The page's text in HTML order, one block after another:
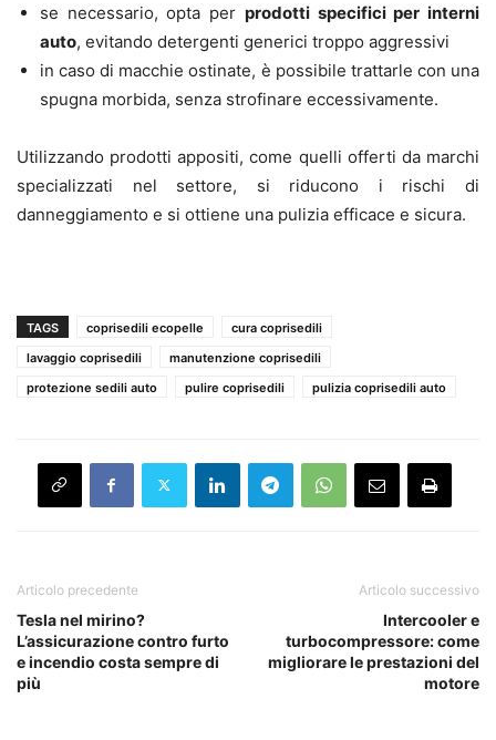
se necessario, opta per prodotti specifici per interni
auto, evitando detergenti generici troppo aggressivi
in caso di macchie ostinate, è possibile trattarle con una
spugna morbida, senza strofinare eccessivamente.
Utilizzando prodotti appositi, come quelli offerti da marchi
specializzati nel settore, si riducono i rischi di
danneggiamento e si ottiene una pulizia efficace e sicura.
TAGS coprisedili ecopelle
cura coprisedili
lavaggio coprisedili
manutenzione coprisedili
protezione sedili auto
pulire coprisedili pulizia coprisedili auto
Articolo precedente
Tesla nel mirino?
L’assicurazione contro furto
e incendio costa sempre di
più
Articolo successivo
Intercooler e
turbocompressore: come
migliorare le prestazioni del
motore